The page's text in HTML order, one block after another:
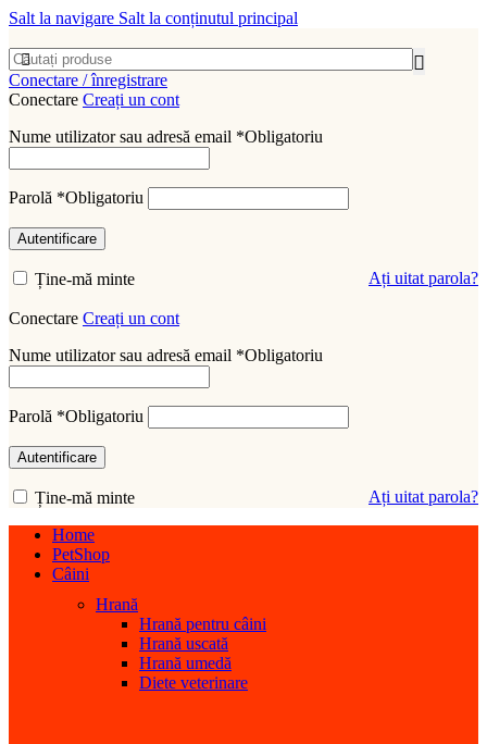
Salt la navigare Salt la conținutul principal
Conectare / înregistrare
Conectare Creați un cont
Nume utilizator sau adresă email *Obligatoriu
Parolă *Obligatoriu
Autentificare
Ați uitat parola?
Ține-mă minte
Conectare Creați un cont
Nume utilizator sau adresă email *Obligatoriu
Parolă *Obligatoriu
Autentificare
Ați uitat parola?
Ține-mă minte
Home
PetShop
Câini
Hrană
Hrană pentru câini
Hrană uscată
Hrană umedă
Diete veterinare